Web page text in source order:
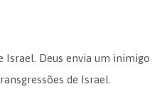
Israel. Deus envia um inimigo
de Israel.